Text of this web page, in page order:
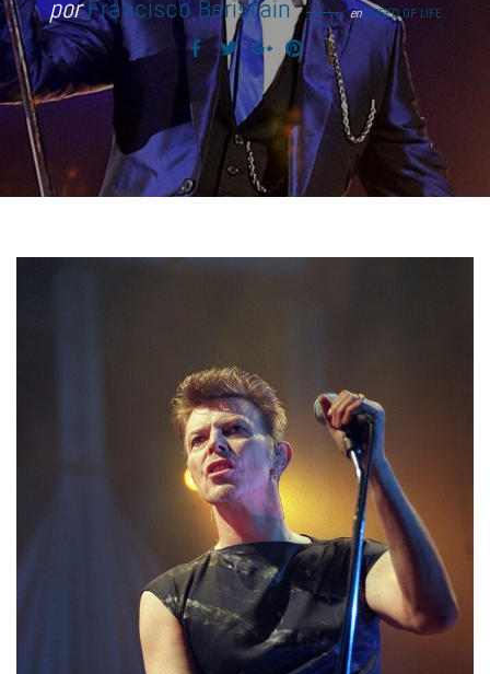
porFrancisco Beristain enSPEED OF LIFE